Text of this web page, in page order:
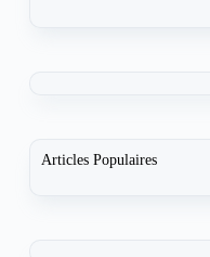
Articles Populaires